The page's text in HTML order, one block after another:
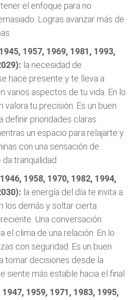
el enfoque para no
Logras avanzar más de
1957, 1969, 1981, 1993,
la necesidad de
hace presente y te lleva a
varios aspectos de tu vida. En lo
valora tu precisión. Es un buen
definir prioridades claras.
un espacio para relajarte y
con una sensación de
tranquilidad
1958, 1970, 1982, 1994,
la energía del día te invita a
los demás y soltar cierta
Una conversación
el clima de una relación. En lo
con seguridad. Es un buen
tomar decisiones desde la
siente más estable hacia el final
1959, 1971, 1983, 1995,